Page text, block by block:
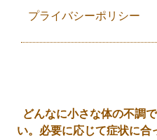
プライバシーポリシー
どんなに小さな体の不調
い。必要に応じて症状に合